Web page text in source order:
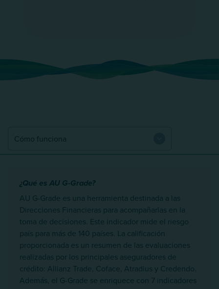
¿Qué es AU G-Grade?
AU G-Grade es una herramienta destinada a las
Direcciones Financieras para acompañarlas en la
toma de decisiones. Este indicador mide el riesgo
país para más de 140 países. La calificación
proporcionada es un resumen de las evaluaciones
realizadas por los principales aseguradores de
crédito: Allianz Trade, Coface, Atradius y Credendo.
Además, el G-Grade se enriquece con 7 indicadores